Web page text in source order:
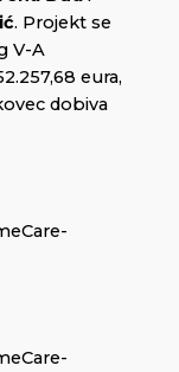
. Projekt se
V-A
eura,
dobiva